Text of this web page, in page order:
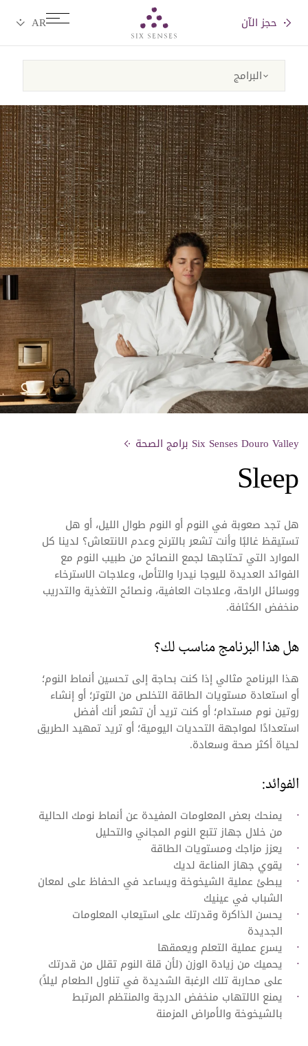
حجز الآن
Six Senses Douro Valley برامج الصحة
Sleep
هل تجد صعوبة في النوم أو النوم طوال الليل، أو هل
تستيقظ غالبًا وأنت تشعر بالترنح وعدم الانتعاش؟ لدينا كل
الموارد التي تحتاجها لجمع النصائح من طبيب النوم مع
الفوائد العديدة لليوجا نيدرا والتأمل، وعلاجات الاسترخاء
ووسائل الراحة، وعلاجات العافية، ونصائح التغذية والتدريب
منخفض الكثافة.
هل هذا البرنامج مناسب لك؟
هذا البرنامج مثالي إذا كنت بحاجة إلى تحسين أنماط النوم؛
أو استعادة مستويات الطاقة التخلص من التوتر؛ أو إنشاء
روتين نوم مستدام؛ أو كنت تريد أن تشعر أنك أفضل
استعدادًا لمواجهة التحديات اليومية؛ أو تريد تمهيد الطريق
لحياة أكثر صحة وسعادة.
الفوائد:
يمنحك بعض المعلومات المفيدة عن أنماط نومك الحالية
من خلال جهاز تتبع النوم المجاني والتحليل
يعزز مزاجك ومستويات الطاقة
يقوي جهاز المناعة لديك
يبطئ عملية الشيخوخة ويساعد في الحفاظ على لمعان
الشباب في عينيك
يحسن الذاكرة وقدرتك على استيعاب المعلومات
الجديدة
يسرع عملية التعلم ويعمقها
يحميك من زيادة الوزن (لأن قلة النوم تقلل من قدرتك
على محاربة تلك الرغبة الشديدة في تناول الطعام ليلاً)
يمنع الالتهاب منخفض الدرجة والمنتظم المرتبط
بالشيخوخة والأمراض المزمنة